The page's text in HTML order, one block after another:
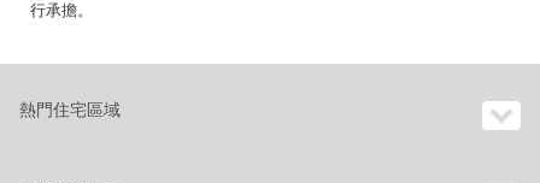
行承擔。
熱門住宅區域